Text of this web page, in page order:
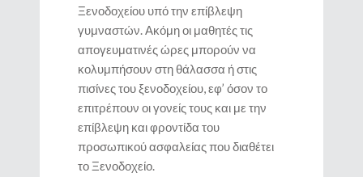
Ξενοδοχείου υπό την επίβλεψη
γυμναστών. Ακόμη οι μαθητές τις
απογευματινές ώρες μπορούν να
κολυμπήσουν στη θάλασσα ή στις
πισίνες του ξενοδοχείου, εφ’ όσον το
επιτρέπουν οι γονείς τους και με την
επίβλεψη και φροντίδα του
προσωπικού ασφαλείας που διαθέτει
το Ξενοδοχείο.